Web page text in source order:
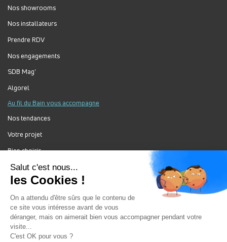
Nos showrooms
Nos installateurs
Prendre RDV
Nos engagements
SDB Mag'
Algorel
Au fil du Bain vous accompagne
Nos tendances
Votre projet
Bien choisir
Forum Au Fil du Bain
Nos produits